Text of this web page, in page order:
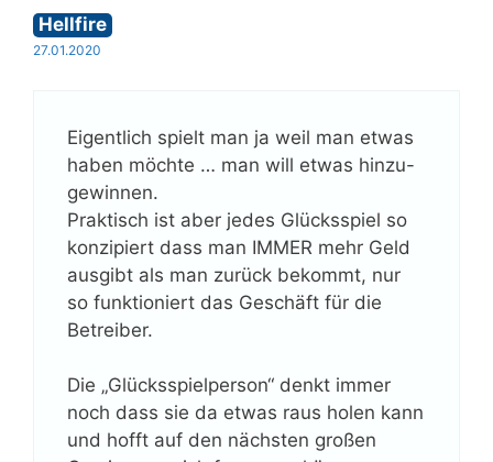
Hellfire
27.01.2020
Eigentlich spielt man ja weil man etwas
haben möchte … man will etwas hinzu-
gewinnen.
Praktisch ist aber jedes Glücksspiel so
konzipiert dass man IMMER mehr Geld
ausgibt als man zurück bekommt, nur
so funktioniert das Geschäft für die
Betreiber.
Die „Glücksspielperson“ denkt immer
noch dass sie da etwas raus holen kann
und hofft auf den nächsten großen